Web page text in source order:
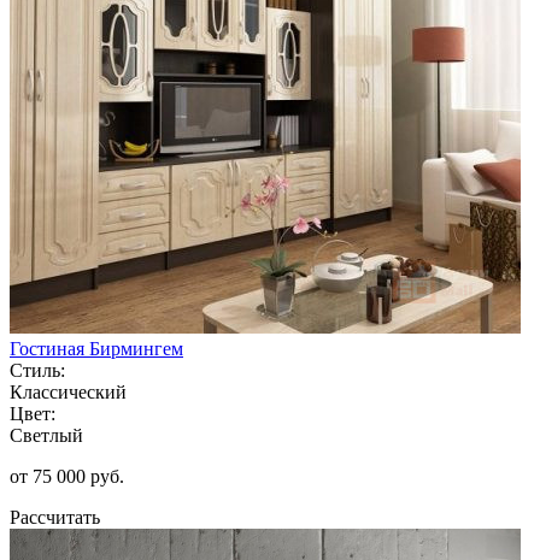
Гостиная Бирмингем
Стиль:
Классический
Цвет:
Светлый
от 75 000 руб.
Рассчитать